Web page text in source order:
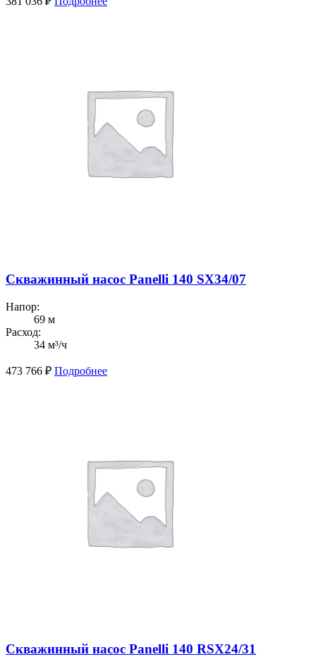
Скважинный насос Panelli 140 SX34/07
Напор:
69 м
Расход:
34 м³/ч
473 766 ₽ Подробнее
Скважинный насос Panelli 140 RSX24/31